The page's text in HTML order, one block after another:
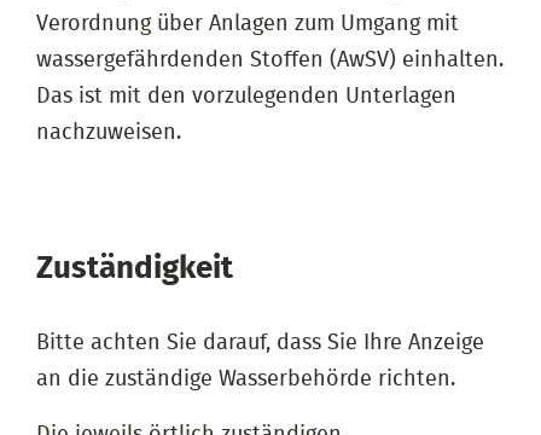
Verordnung über Anlagen zum Umgang mit
wassergefährdenden Stoffen (AwSV) einhalten.
Das ist mit den vorzulegenden Unterlagen
nachzuweisen.
Zuständigkeit
Bitte achten Sie darauf, dass Sie Ihre Anzeige
an die zuständige Wasserbehörde richten.